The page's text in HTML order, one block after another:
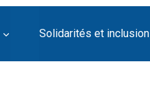
Solidarités et inclusion